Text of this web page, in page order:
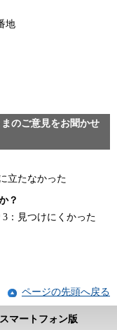
地
のご意見をお聞かせ
立たなかった
？
3：見つけにくかった
ページの先頭へ戻る
スマートフォン版